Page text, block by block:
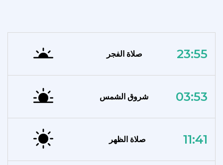
صلاة الفجر 23:55
شروق الشمس 03:53
صلاة الظهر 11:41